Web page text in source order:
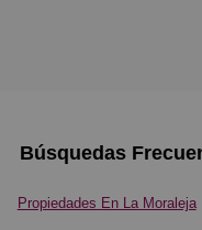
Propiedades En La Moraleja